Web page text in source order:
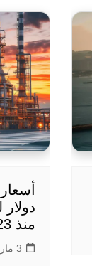
منذ 2023.
3 مارس، 2026